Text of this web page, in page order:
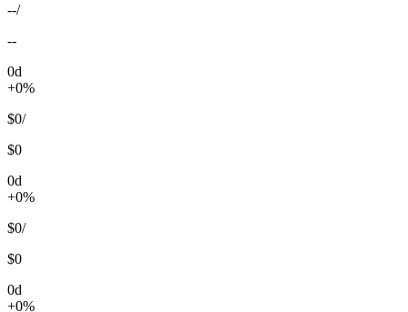
--/
--
0d
+0%
$0/
$0
0d
+0%
$0/
$0
0d
+0%